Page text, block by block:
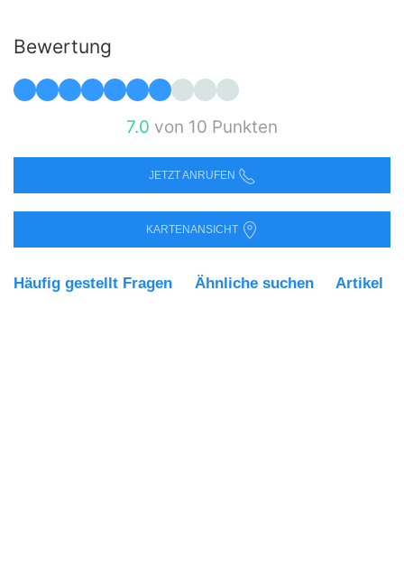
Bewertung
7.0 von 10 Punkten
JETZT ANRUFEN
KARTENANSICHT
Häufig gestellt Fragen Ähnliche suchen Artikel